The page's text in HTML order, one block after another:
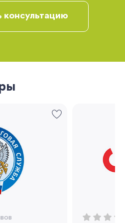
консультацию
статус своих